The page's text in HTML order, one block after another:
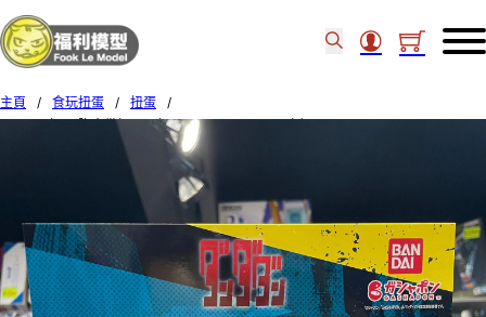
主頁 / 食玩扭蛋 / 扭蛋
/
BANDAI扭蛋 膽大黨扭蛋公仔Collection Set of 5（1）